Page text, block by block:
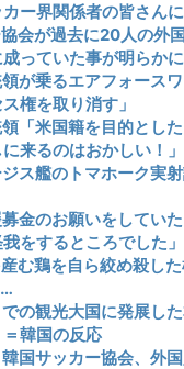
ー界関係者の皆さんに
会が過去に20人の外
っていた事が明らかに
領が乗るエアフォース
権を取り消す」
領「米国籍を目的とし
来るのはおかしい！
ス艦のトマホーク実
金のお願いをしてい
をするところでした」
む鶏を自ら絞め殺し
の観光大国に発展し
韓国の反応
国サッカー協会、外